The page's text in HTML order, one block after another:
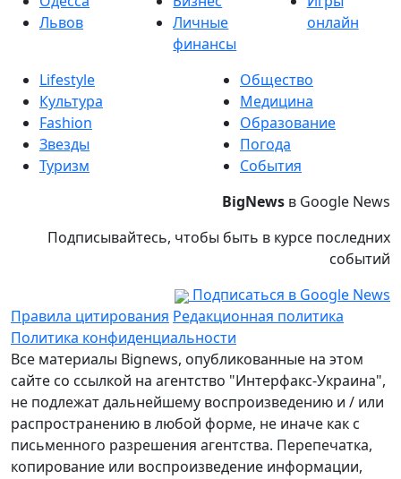
Львов
Личные
финансы
онлайн
Lifestyle
Культура
Fashion
Звезды
Туризм
Общество
Медицина
Образование
Погода
События
BigNews в Google News
Подписывайтесь, чтобы быть в курсе последних
событий
Подписаться в Google News
Правила цитирования Редакционная политика
Политика конфиденциальности
Все материалы Bignews, опубликованные на этом
сайте со ссылкой на агентство "Интерфакс-Украина",
не подлежат дальнейшему воспроизведению и / или
распространению в любой форме, не иначе как с
письменного разрешения агентства. Перепечатка,
копирование или воспроизведение информации,